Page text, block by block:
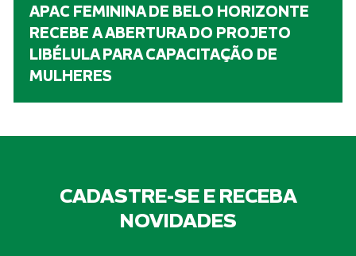
APAC FEMININA DE BELO HORIZONTE
RECEBE A ABERTURA DO PROJETO
LIBÉLULA PARA CAPACITAÇÃO DE
MULHERES
CADASTRE-SE E RECEBA
NOVIDADES